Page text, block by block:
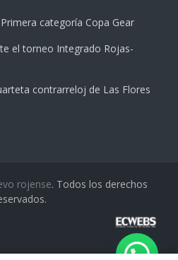
categoría Copa Gear
el torneo Integrado Rojas-
contrarreloj de Las Flores
rojense. Todos los derechos